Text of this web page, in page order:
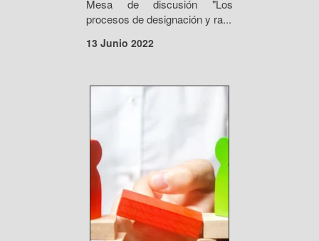
Mesa de discusión "Los
procesos de designación y ra...
13 Junio 2022